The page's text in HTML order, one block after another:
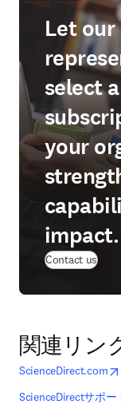
Let our
select
your
impact.
Contact us
関連リン
ScienceDirect.com新
opens in new tab/
ScienceDirectサポー
opens in new tab/